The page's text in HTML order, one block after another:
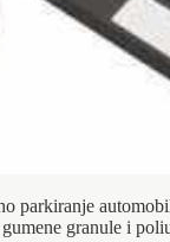
parkiranje
granule i